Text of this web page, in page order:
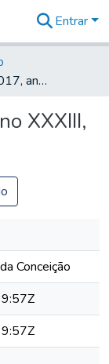
Entrar
Jornal da UNESP, 2017, ano XXXIII, n. 336
XXXIII,
Conceição